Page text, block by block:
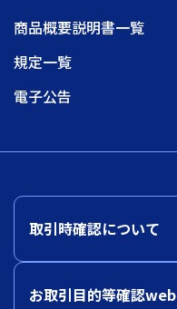
商品概要説明書一覧
規定一覧
電子公告
取引時確認について
お取引目的等確認web